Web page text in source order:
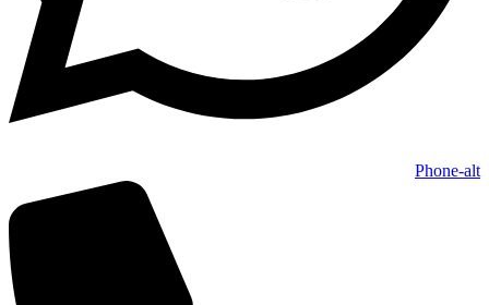
Phone-alt